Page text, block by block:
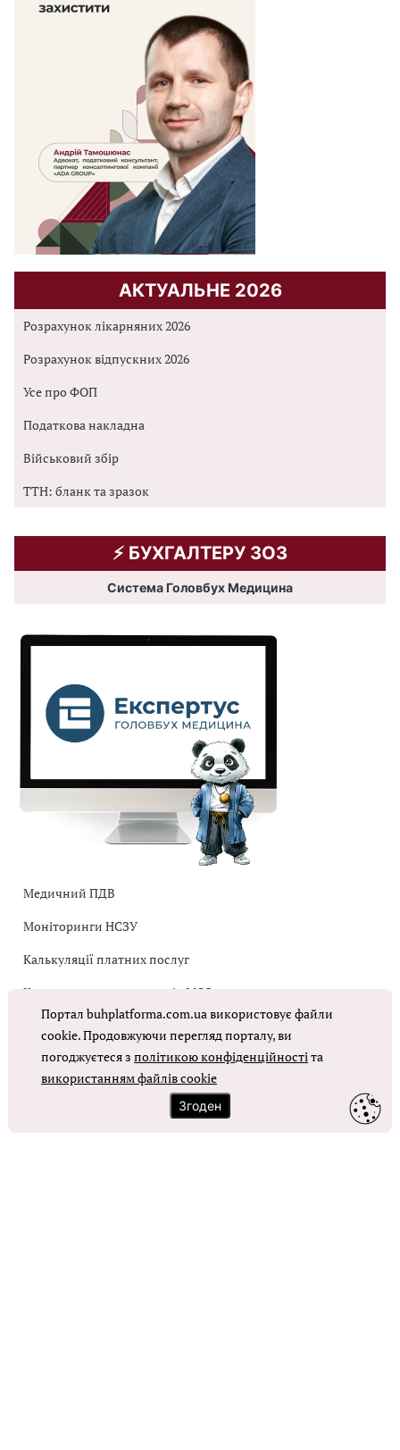
АКТУАЛЬНЕ 2026
Розрахунок лікарняних 2026
Розрахунок відпускних 2026
Усе про ФОП
Податкова накладна
Військовий збір
ТТН: бланк та зразок
⚡️ БУХГАЛТЕРУ ЗОЗ
Система Головбух Медицина
Медичний ПДВ
Моніторинги НСЗУ
Калькуляції платних послуг
Коригувальна накладна від МОЗ
Оплата праці в КНП
ОТРИМАТИ ДОСТУП
Портал buhplatforma.com.ua використовує файли
cookie. Продовжуючи перегляд порталу, ви
погоджуєтеся зполітикою конфіденційностіта
використанням файлів cookie
Згоден